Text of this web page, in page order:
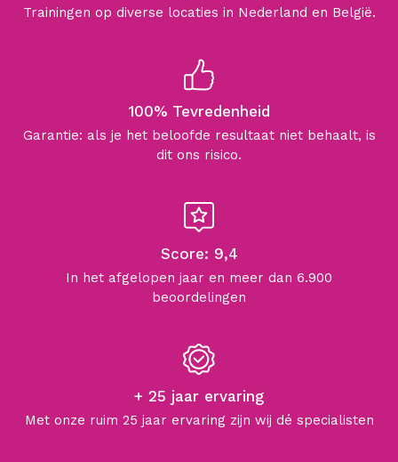
Trainingen op diverse locaties in Nederland en België.
100% Tevredenheid
Garantie: als je het beloofde resultaat niet behaalt, is
dit ons risico.
Score: 9,4
In het afgelopen jaar en meer dan 6.900
beoordelingen
+ 25 jaar ervaring
Met onze ruim 25 jaar ervaring zijn wij dé specialisten